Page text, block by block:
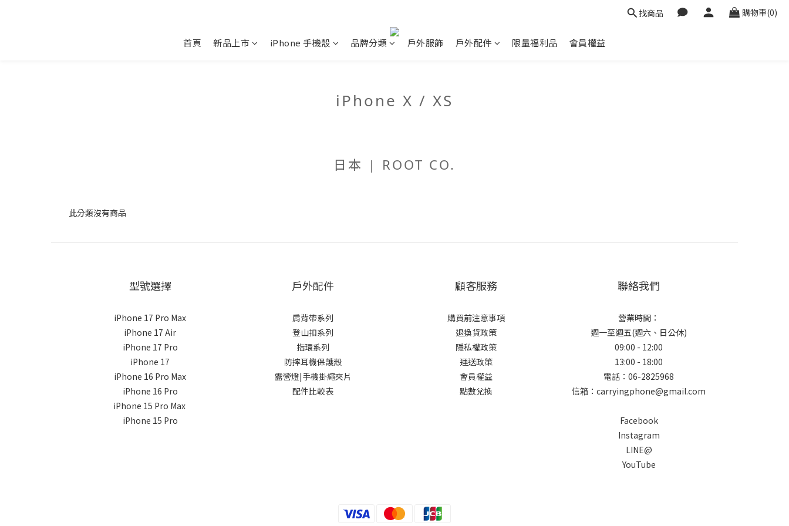
找商品 購物車(0)
首頁 新品上市 iPhone 手機殼 品牌分類 戶外服飾 戶外配件 限量福利品 會員權益
iPhone X / XS
日本 | ROOT CO.
此分類沒有商品
型號選擇
iPhone 17 Pro Max
iPhone 17 Air
iPhone 17 Pro
iPhone 17
iPhone 16 Pro Max
iPhone 16 Pro
iPhone 15 Pro Max
iPhone 15 Pro
戶外配件
肩背帶系列
登山扣系列
指環系列
防摔耳機保護殼
露營燈|手機掛繩夾片
配件比較表
顧客服務
購買前注意事項
退換貨政策
隱私權政策
運送政策
會員權益
點數兌換
聯絡我們
營業時間：
週一至週五(週六、日公休)
09:00 - 12:00
13:00 - 18:00
電話：06-2825968
信箱：carryingphone@gmail.com
Facebook
Instagram
LINE@
YouTube